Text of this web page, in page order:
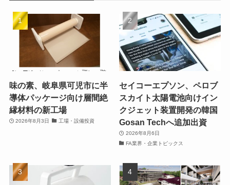
味の素、岐阜県可児市に半
導体パッケージ向け層間絶
縁材料の新工場
2026年8月3日 工場・設備投資
セイコーエプソン、ペロブ
スカイト太陽電池向けイン
クジェット装置開発の韓国
Gosan Techへ追加出資
2026年8月6日
FA業界・企業トピックス